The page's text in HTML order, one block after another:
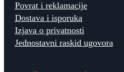
Povrat i reklamacije
Dostava i isporuka
Izjava o privatnosti
Jednostavni raskid ugovora